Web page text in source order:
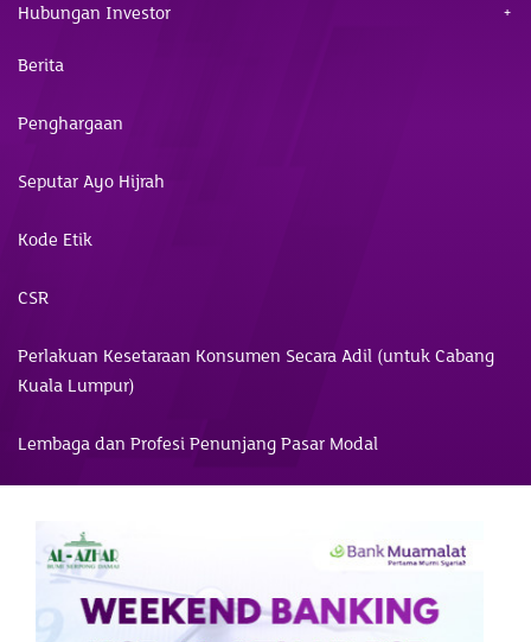
Hubungan Investor
Berita
Penghargaan
Seputar Ayo Hijrah
Kode Etik
CSR
Perlakuan Kesetaraan Konsumen Secara Adil (untuk Cabang
Kuala Lumpur)
Lembaga dan Profesi Penunjang Pasar Modal